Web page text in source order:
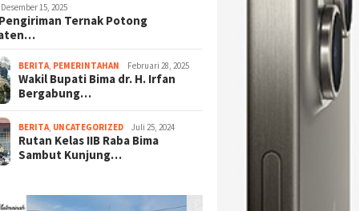
Desember 15, 2025
Ternak Potong
BERITA PEMERINTAHAN Februari 28, 2025
Wakil Bupati Bima dr. H. Irfan
Bergabung…
BERITA UNCATEGORIZED Juli 25, 2024
Rutan Kelas IIB Raba Bima
Sambut Kunjung…